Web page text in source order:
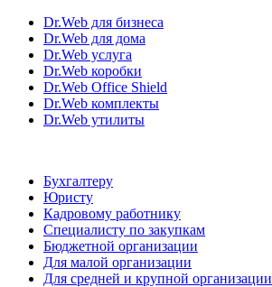
Dr.Web для бизнеса
Dr.Web для дома
Dr.Web услуга
Dr.Web коробки
Dr.Web Office Shield
Dr.Web комплекты
Dr.Web утилиты
Бухгалтеру
Юристу
Кадровому работнику
Специалисту по закупкам
Бюджетной организации
Для малой организации
Для средней и крупной организации